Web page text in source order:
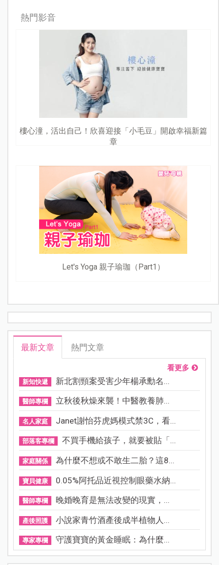
熱門影音
樓心潼，活出自己！欣喜迎接「小毛豆」開啟幸福新篇
章
Let's Yoga 親子瑜珈（Part1）
最新文章 熱門文章
看更多
新知快遞 新北割頸案受害少年楊承勳名...
醫師專欄 立秋後秋燥來襲！中醫教養肺...
名人家庭 Janet謝怡芬虎媽模式禁3C，看...
部落客專欄 不買手機給孩子，就要被貼「...
家庭關係 為什麼不想或不敢生二胎？這8...
寶貝健康 0.05%阿托品近視控制眼藥水納...
醫師專欄 晚婚晚育是無法改變的現實，...
產後照護 小說家青竹酒產後成半植物人...
專家專欄 守護寶寶的黃金睡眠：為什麼...